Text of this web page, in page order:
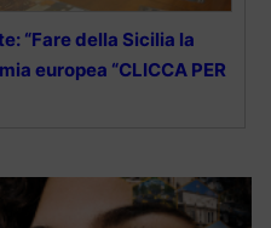
“Fare della Sicilia la
europea “CLICCA PER